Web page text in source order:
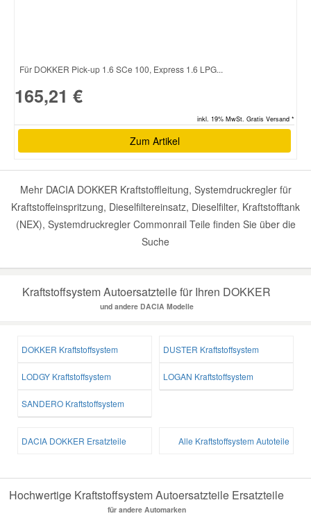
Für DOKKER Pick-up 1.6 SCe 100, Express 1.6 LPG...
165,21 €
inkl. 19% MwSt. Gratis Versand *
Zum Artikel
Mehr DACIA DOKKER Kraftstoffleitung, Systemdruckregler für
Kraftstoffeinspritzung, Dieselfiltereinsatz, Dieselfilter, Kraftstofftank
(NEX), Systemdruckregler Commonrail Teile finden Sie über die
Suche
Kraftstoffsystem Autoersatzteile für Ihren DOKKER
und andere DACIA Modelle
DOKKER Kraftstoffsystem DUSTER Kraftstoffsystem
LODGY Kraftstoffsystem LOGAN Kraftstoffsystem
SANDERO Kraftstoffsystem
DACIA DOKKER Ersatzteile Alle Kraftstoffsystem Autoteile
Hochwertige Kraftstoffsystem Autoersatzteile Ersatzteile
für andere Automarken